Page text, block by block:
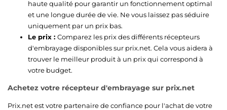
haute qualité pour garantir un fonctionnement optimal
et une longue durée de vie. Ne vous laissez pas séduire
uniquement par un prix bas.
Le prix : Comparez les prix des différents récepteurs
d'embrayage disponibles sur prix.net. Cela vous aidera à
trouver le meilleur produit à un prix qui correspond à
votre budget.
Achetez votre récepteur d'embrayage sur prix.net
Prix.net est votre partenaire de confiance pour l'achat de votre